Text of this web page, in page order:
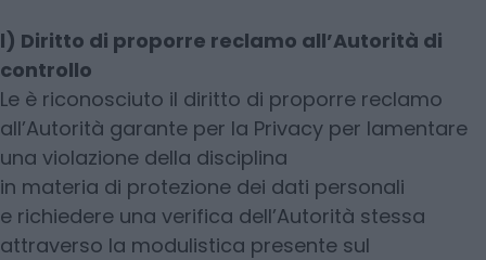
l) Diritto di proporre reclamo all’Autorità di
controllo
Le è riconosciuto il diritto di proporre reclamo
all’Autorità garante per la Privacy per lamentare
una violazione della disciplina
in materia di protezione dei dati personali
e richiedere una verifica dell’Autorità stessa
attraverso la modulistica presente sul